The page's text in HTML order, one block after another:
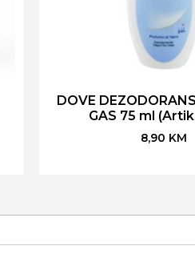
DOVE
GAS 75 ml
8,90 KM